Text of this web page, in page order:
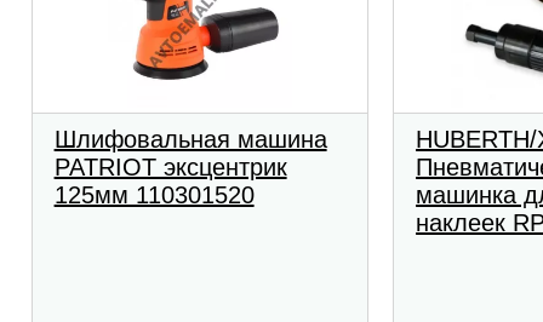
Шлифовальная машина
PATRIOT эксцентрик
125мм 110301520
машинка
наклеек